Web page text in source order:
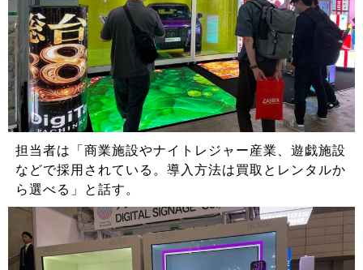
担当者は「商業施設やナイトレジャー産業、遊戯施設
などで採用されている。導入方法は買取とレンタルか
ら選べる」と話す。